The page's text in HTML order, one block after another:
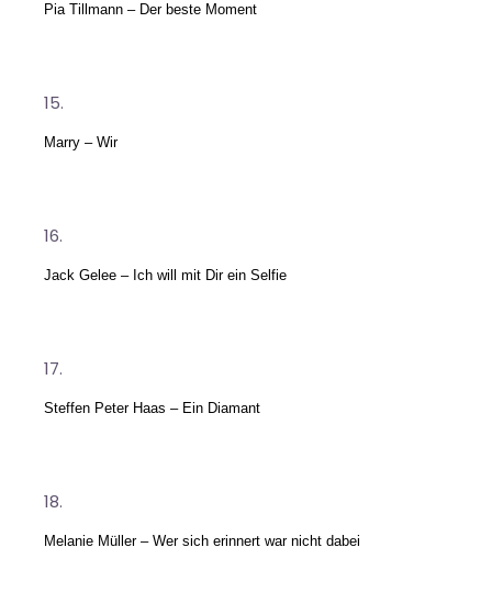
Pia Tillmann – Der beste Moment
Marry – Wir
Jack Gelee – Ich will mit Dir ein Selfie
Steffen Peter Haas – Ein Diamant
Melanie Müller – Wer sich erinnert war nicht dabei